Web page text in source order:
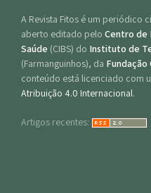
A Revista Fitos é um periódico
aberto editado pelo Centro de
Saúde (CIBS) do Instituto de
(Farmanguinhos), da Fundação
conteúdo está licenciado com
Atribuição 4.0 Internacional.
Artigos recentes: